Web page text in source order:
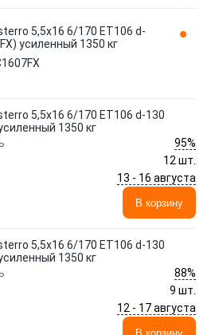
5,5x16 6/170 ET106 d-
усиленный 1350 кг
5,5x16 6/170 ET106 d-130
1350 кг
95%
12 шт.
13 - 16 августа
В корзину
5,5x16 6/170 ET106 d-130
1350 кг
88%
9 шт.
12 - 17 августа
В корзину